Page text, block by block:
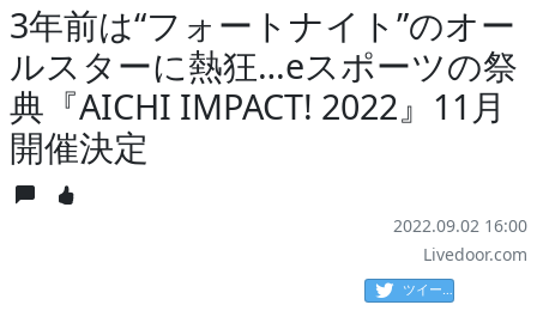
3年前は“フォートナイト”のオー
ルスターに熱狂…eスポーツの祭
典『AICHI IMPACT! 2022』11月
開催決定
2022.09.02 16:00
Livedoor.com
ツイート